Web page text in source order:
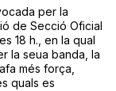
per la
de Secció Oficial
18 h., en la qual
la seua banda, la
més força,
quals es